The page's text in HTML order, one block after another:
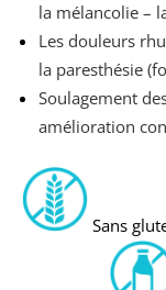
la mélancolie –
Les douleurs
la paresthésie
Soulagement
amélioration
Sans